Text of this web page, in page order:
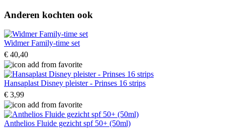
Anderen kochten ook
Widmer Family-time set
€ 40,40
Hansaplast Disney pleister - Prinses 16 strips
€ 3,99
Anthelios Fluide gezicht spf 50+ (50ml)